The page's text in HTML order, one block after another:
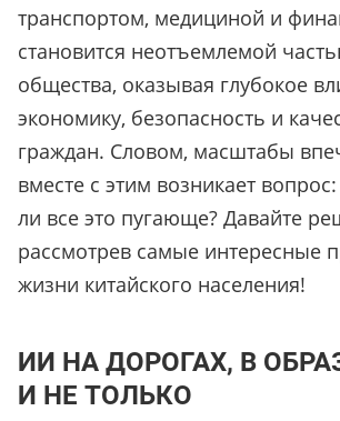
транспортом, медициной и
становится неотъемлемой
общества, оказывая глубокое
экономику, безопасность и
граждан. Словом, масштабы
вместе с этим возникает
ли все это пугающе? Давайте
рассмотрев самые интересные
жизни китайского населения!
ИИ НА ДОРОГАХ, В
И НЕ ТОЛЬКО